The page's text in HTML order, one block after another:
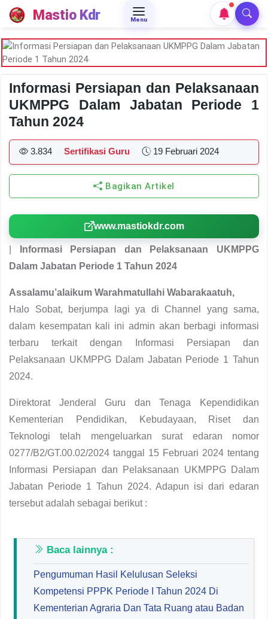
Mastio Kdr Menu
Informasi Persiapan dan Pelaksanaan
UKMPPG Dalam Jabatan Periode 1
Tahun 2024
3.834 Sertifikasi Guru 19 Februari 2024
Bagikan Artikel
www.mastiokdr.com
Informasi Persiapan dan Pelaksanaan UKMPPG
Dalam Jabatan Periode 1 Tahun 2024
Assalamu’alaikum Warahmatullahi Wabarakaatuh,
Halo Sobat, berjumpa lagi ya di Channel yang sama,
dalam kesempatan kali ini admin akan berbagi informasi
terbaru terkait dengan Informasi Persiapan dan
Pelaksanaan UKMPPG Dalam Jabatan Periode 1 Tahun
2024.
Direktorat Jenderal Guru dan Tenaga Kependidikan
Kementerian Pendidikan, Kebudayaan, Riset dan
Teknologi telah mengeluarkan surat edaran nomor
0277/B2/GT.00.02/2024 tanggal 15 Februari 2024 tentang
Informasi Persiapan dan Pelaksanaan UKMPPG Dalam
Jabatan Periode 1 Tahun 2024. Adapun isi dari edaran
tersebut adalah sebagai berikut :
Baca lainnya :
Pengumuman Hasil Kelulusan Seleksi
Kompetensi PPPK Periode I Tahun 2024 Di
Kementerian Agraria Dan Tata Ruang atau Badan